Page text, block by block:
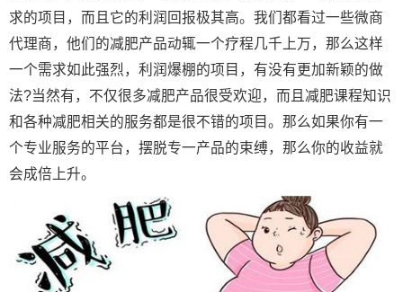
求的项目，而且它的利润回报极其高。我们都看过一些微商
代理商，他们的减肥产品动辄一个疗程几千上万，那么这样
一个需求如此强烈，利润爆棚的项目，有没有更加新颖的做
法?当然有，不仅很多减肥产品很受欢迎，而且减肥课程知识
和各种减肥相关的服务都是很不错的项目。那么如果你有一
个专业服务的平台，摆脱专一产品的束缚，那么你的收益就
会成倍上升。